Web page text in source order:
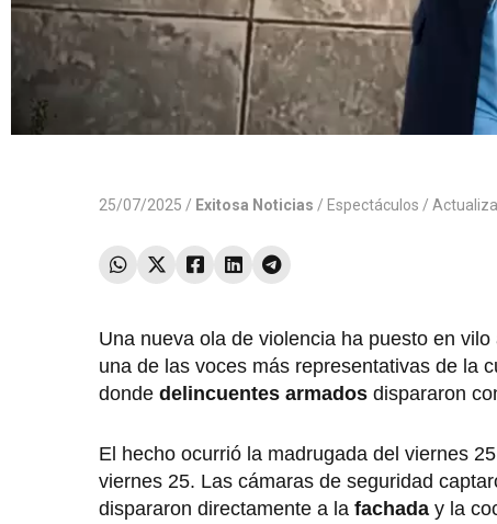
25/07/2025 / Exitosa Noticias / Espectáculos /
Una nueva ola de violencia ha puesto en
una de las voces más representativas de la
donde delincuentes armados dispararon
El hecho ocurrió la madrugada del viernes
viernes 25. Las cámaras de seguridad
dispararon directamente a la fachada y la